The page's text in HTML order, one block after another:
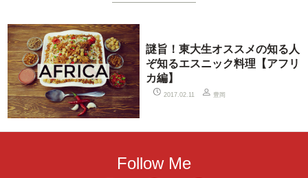
謎旨！東大生オススメの知る人
ぞ知るエスニック料理【アフリ
カ編】
2017.02.11 豊岡
Follow Me